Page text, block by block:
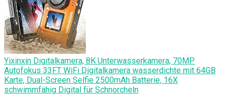
Yixinxin Digitalkamera, 8K Unterwasserkamera, 70MP
Autofokus 33FT WiFi Digitalkamera wasserdichte mit 64GB
Karte, Dual-Screen Selfie 2500mAh Batterie, 16X
schwimmfähig Digital für Schnorcheln